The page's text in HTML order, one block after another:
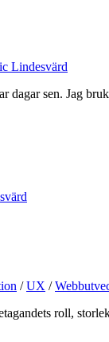
Lindesvärd
dagar sen. Jag
/UX /
roll,